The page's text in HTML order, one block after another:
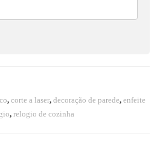
,corte a laser,decoração de parede,enfeite
,relogio de cozinha